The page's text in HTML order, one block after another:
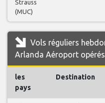
Strauss
(MUC)
Vols réguliers
Arlanda Aéroport
les
pays
Destination